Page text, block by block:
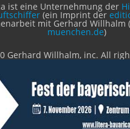
ist eine Unternehmung der
(ein Imprint der
mit Gerhard Willhalm (
muenchen.de)
Gerhard Willhalm, inc. All